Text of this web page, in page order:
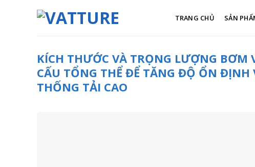
TRANG CHỦ SẢN
KÍCH THƯỚC VÀ TRỌNG LƯỢNG BƠM
CẤU TỔNG THỂ ĐỂ TĂNG ĐỘ ỔN
THỐNG TẢI CAO